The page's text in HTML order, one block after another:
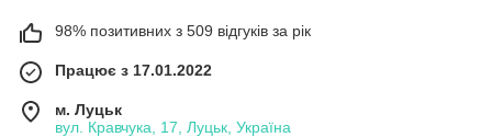
98% позитивних з 509 відгуків за рік
Працює з 17.01.2022
м. Луцьк
вул. Кравчука, 17, Луцьк, Україна